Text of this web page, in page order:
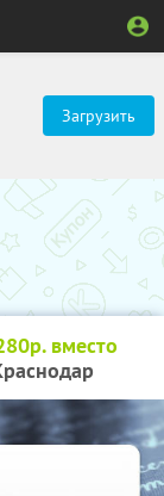
Загрузить
вместо